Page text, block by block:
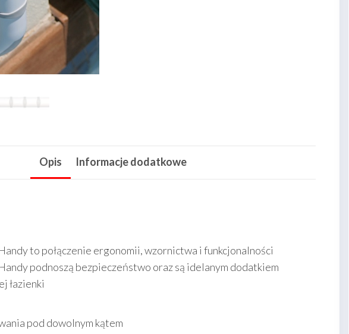
Opis Informacje dodatkowe
to połączenie ergonomii, wzornictwa i funkcjonalności
podnoszą bezpieczeństwo oraz są idelanym dodatkiem
łazienki
pod dowolnym kątem